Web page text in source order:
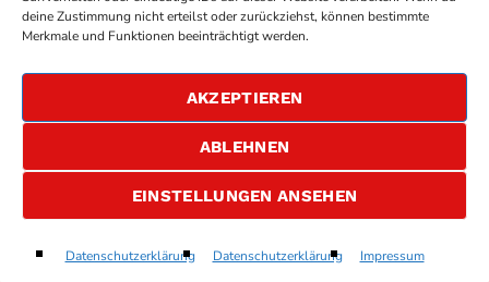
deine Zustimmung nicht erteilst oder zurückziehst, können bestimmte
Merkmale und Funktionen beeinträchtigt werden.
AKZEPTIEREN
ABLEHNEN
EINSTELLUNGEN ANSEHEN
Datenschutzerklärung Datenschutzerklärung Impressum
play_arrow
Never Look Back
COPYRIGHTANTENNE BAD KREUZNACH
DATENSCHUTZERKLÄRUNG
ALLGEMEINE GESCHÄFTSBEDINGUNGEN
GEWINNSPIELBEDINGUNGEN